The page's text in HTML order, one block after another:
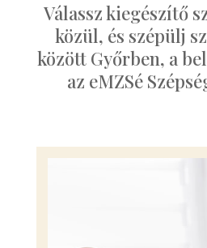
Válassz kiegészítő
közül, és szépülj
között Győrben, a
az eMZSé